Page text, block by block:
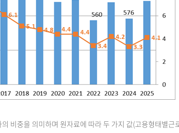
비중을 의미하며 원자료에 따라 두 가지 값(고용형태별근